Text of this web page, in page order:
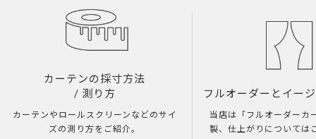
カーテンの採寸方法
/ 測り方
カーテンやロールスクリーンなどのサイ
ズの測り方をご紹介。
フルオーダーとイー
当店は「フルオーダーカ
製、仕上がりについては